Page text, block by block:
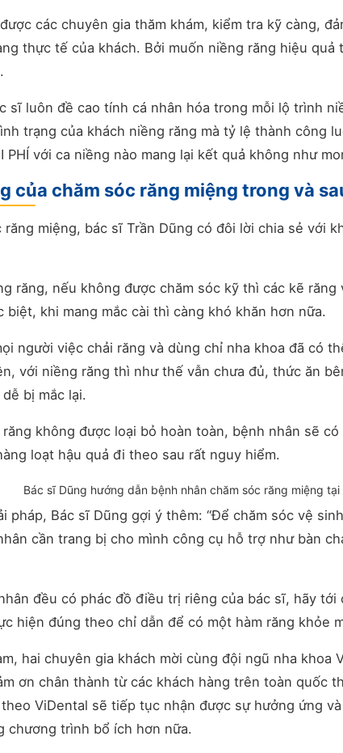
các chuyên gia thăm khám, kiểm tra kỹ càng,
thực tế của khách. Bởi muốn niềng răng hiệu
sĩ luôn đề cao tính cá nhân hóa trong mỗi lộ trình
trạng của khách niềng răng mà tỷ lệ thành công
PHÍ với ca niềng nào mang lại kết quả không như
của chăm sóc răng miệng trong và
răng miệng, bác sĩ Trần Dũng có đôi lời chia sẻ với
răng, nếu không được chăm sóc kỹ thì các kẽ răng
biệt, khi mang mắc cài thì càng khó khăn hơn nữa.
người việc chải răng và dùng chỉ nha khoa đã có
với niềng răng thì như thế vẫn chưa đủ, thức ăn
bị mắc lại.
không được loại bỏ hoàn toàn, bệnh nhân sẽ
loạt hậu quả đi theo sau rất nguy hiểm.
Bác sĩ Dũng hướng dẫn bệnh nhân chăm sóc răng miệng tại
pháp, Bác sĩ Dũng gợi ý thêm: “Để chăm sóc vệ
cần trang bị cho mình công cụ hỗ trợ như bàn
đều có phác đồ điều trị riêng của bác sĩ, hãy tới
hiện đúng theo chỉ dẫn để có một hàm răng khỏe
hai chuyên gia khách mời cùng đội ngũ nha khoa
ơn chân thành từ các khách hàng trên toàn quốc
ViDental sẽ tiếp tục nhận được sự hưởng ứng
chương trình bổ ích hơn nữa.